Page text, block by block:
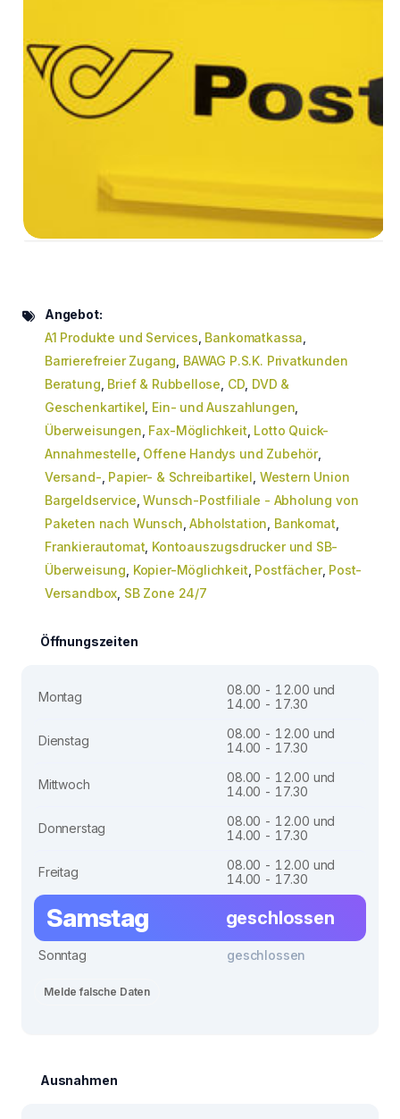
Angebot:
A1 Produkte und Services Bankomatkassa
Barrierefreier Zugang BAWAG P.S.K. Privatkunden
Beratung Brief & Rubbellose CD DVD &
Geschenkartikel Ein- und Auszahlungen
Überweisungen Fax-Möglichkeit Lotto Quick-
Annahmestelle Offene Handys und Zubehör,
Versand- Papier- & Schreibartikel Western Union
Bargeldservice ,Wunsch-Postfiliale - Abholung von
Paketen nach Wunsch ,Abholstation Bankomat
Frankierautomat Kontoauszugsdrucker und SB-
Überweisung Kopier-Möglichkeit Postfächer, Post-
Versandbox SB Zone 24/7
Öffnungszeiten
Montag
08.00 - 12.00 und
14.00 - 17.30
Dienstag
08.00 - 12.00 und
14.00 - 17.30
Mittwoch
08.00 - 12.00 und
14.00 - 17.30
Donnerstag
08.00 - 12.00 und
14.00 - 17.30
Freitag
08.00 - 12.00 und
14.00 - 17.30
Samstag geschlossen
Sonntag geschlossen
Melde falsche Daten
Ausnahmen